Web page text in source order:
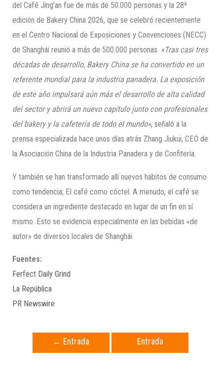
del Café Jing’an fue de más de 50.000 personas y la 28ª
edición de Bakery China 2026, que se celebró recientemente
en el Centro Nacional de Exposiciones y Convenciones (NECC)
de Shanghái reunió a más de 500.000 personas. «Tras casi tres
décadas de desarrollo, Bakery China se ha convertido en un
referente mundial para la industria panadera. La exposición
de este año impulsará aún más el desarrollo de alta calidad
del sector y abrirá un nuevo capítulo junto con profesionales
del bakery y la cafetería de todo el mundo», señaló a la
prensa especializada hace unos días atrás Zhang Jiukui, CEO de
la Asociación China de la Industria Panadera y de Confitería.
Y también se han transformado allí nuevos hábitos de consumo
como tendencia; El café como cóctel. A menudo, el café se
considera un ingrediente destacado en lugar de un fin en sí
mismo. Esto se evidencia especialmente en las bebidas «de
autor» de diversos locales de Shanghái.
Fuentes:
Ferfect Daily Grind
La República
PR Newswire
← Entrada
Entrada